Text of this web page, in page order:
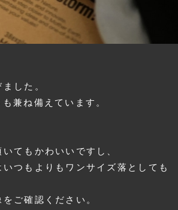
した。
兼ね備えています。
てもかわいいですし、
つもよりもワンサイズ落としても
ご確認ください。